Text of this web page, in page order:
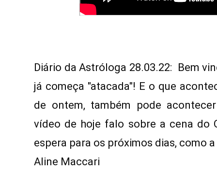
Diário da Astróloga 28.03.22:  Bem
já começa "atacada"! E o que
de ontem, também pode
vídeo de hoje falo sobre a cena do
espera para os próximos dias, como
Aline Maccari